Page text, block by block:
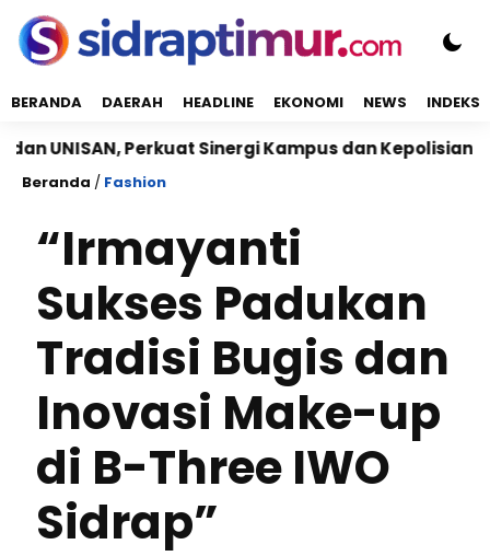
BERANDA DAERAH HEADLINE EKONOMI NEWS INDEKS
Perkuat Sinergi Kampus dan Kepolisian
Beranda / Fashion
“Irmayanti
Sukses Padukan
Tradisi Bugis dan
Inovasi Make-up
di B-Three IWO
Sidrap”